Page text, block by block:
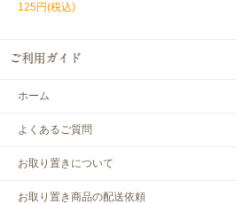
125円(税込)
ホーム
よくあるご質問
お取り置きについて
お取り置き商品の配送依頼